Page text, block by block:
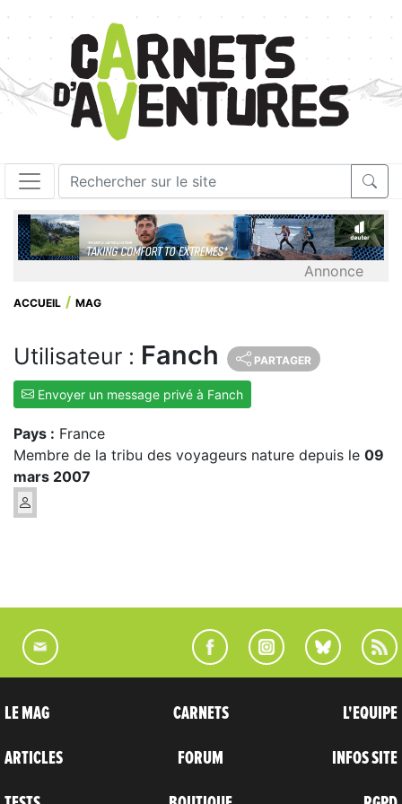
Annonce
ACCUEIL MAG
Utilisateur : Fanch PARTAGER
Envoyer un message privé à Fanch
Pays : France
Membre de la tribu des voyageurs nature depuis le 09
mars 2007
LE MAG
ARTICLES
CARNETS
FORUM
L'EQUIPE
INFOS SITE